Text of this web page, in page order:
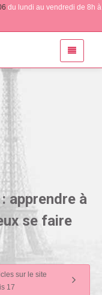
du lundi au vendredi de 8h à
apprendre à
se faire
sur le site
17